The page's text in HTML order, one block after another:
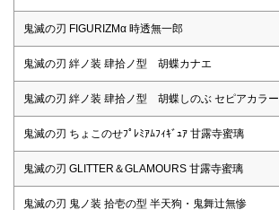
鬼滅の刃 FIGURIZMα 時透無一郎
鬼滅の刃 絆ノ装 肆拾ノ型 胡蝶カナエ
鬼滅の刃 絆ノ装 肆拾ノ型 胡蝶しのぶ セピアカラー
鬼滅の刃 ちょこのせﾌﾟﾚﾐｱﾑﾌｨｷﾞｭｱ 甘露寺蜜璃
鬼滅の刃 GLITTER＆GLAMOURS 甘露寺蜜璃
鬼滅の刃 鬼ノ装 拾壱の型 半天狗・鬼舞辻無惨